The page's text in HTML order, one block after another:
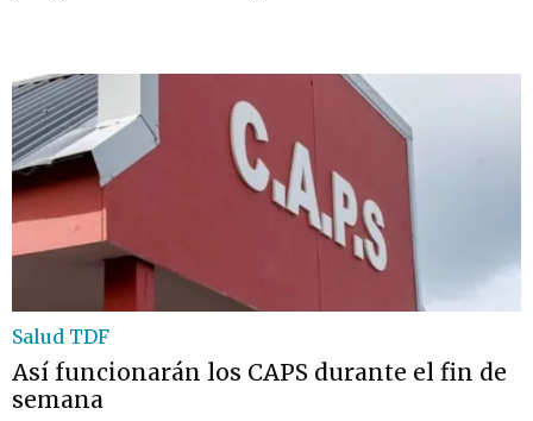
Salud TDF
Así funcionarán los CAPS durante el fin de
semana